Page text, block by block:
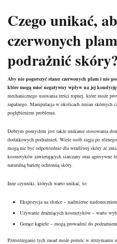
Czego unikać,
czerwonych
podrażnić
Aby nie pogorszyć stanu czerwonych plam i nie
które mogą mieć negatywny wpływ na jej kondycję.
mechanicznego usuwania treści ropnej, które może
zapalnego. Manipulacja w okolicach zmian skórnych
pogłębieniem problemu.
Dobrym pomysłem jest także unikanie stosowania
dodatkowych podrażnień. Wiele osób sięga po
mogą nie być odpowiednie dla wrażliwej skóry ze
kosmetyków zawierających siarczany oraz agresywne
naturalną barierę ochronną skóry.
Inne czynniki, których warto unikać, to:
Ekspozycja na słońce – nadmierne
Używanie drażniących kosmetyków – warto
Gorące kąpiele – mogą prowadzić do
Przestrzeganie tych zasad może pomóc w